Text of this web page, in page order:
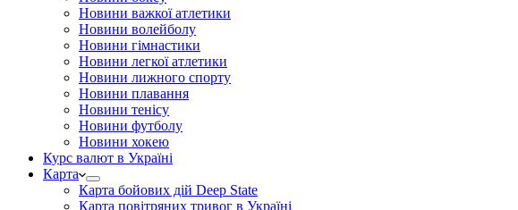
Новини важкої атлетики
Новини волейболу
Новини гімнастики
Новини легкої атлетики
Новини лижного спорту
Новини плавання
Новини тенісу
Новини футболу
Новини хокею
Курс валют в Україні
Карта
Карта бойових дій Deep State
Карта повітряних тривог в Україні